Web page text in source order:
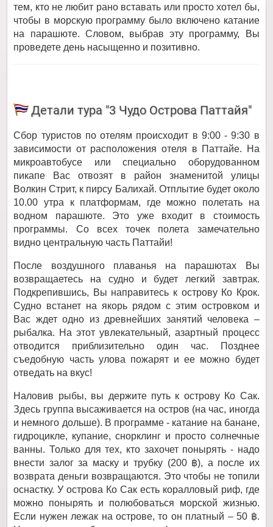
тем, кто не любит рано вставать или просто хотел бы,
чтобы в морскую программу было включено катание
на парашюте. Словом, выбрав эту программу, Вы
проведете день насыщенно и позитивно.
Детали тура "3 Чудо Острова Паттайя"
Сбор туристов по отелям происходит в 9:00 - 9:30 в
зависимости от расположения отеля в Паттайе. На
микроавтобусе или специально оборудованном
пикапе Вас отвозят в район знаменитой улицы
Волкин Стрит, к пирсу Балихай. Отплытие будет около
10.00 утра к платформам, где можно полетать на
водном парашюте. Это уже входит в стоимость
программы. Со всех точек полета замечательно
видно центральную часть Паттайи!
После воздушного плаванья на парашютах Вы
возвращаетесь на судно и будет легкий завтрак.
Подкрепившись, Вы направитесь к острову Ко Крок.
Судно встанет на якорь рядом с этим островком и
Вас ждет одно из древнейших занятий человека –
рыбалка. На этот увлекательный, азартный процесс
отводится приблизительно один час. Позднее
съедобную часть улова пожарят и ее можно будет
отведать на вкус!
Наловив рыбы, вы держите путь к острову Ко Сак.
Здесь группа высаживается на остров (на час, иногда
и немного дольше). В программе - катание на банане,
гидроцикле, купание, снорклинг и просто солнечные
ванны. Только для тех, кто захочет понырять - надо
внести залог за маску и трубку (200 ฿), а после их
возврата деньги возвращаются. Это чтобы не топили
оснастку. У острова Ко Сак есть коралловый риф, где
можно понырять и полюбоваться морской жизнью.
Если нужен лежак на острове, то он платный – 50 ฿.